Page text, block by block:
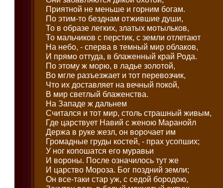
Приятной не меньше и горним богам.
По этим-то безднам отжившие души,
То в образе легких, златых мотыльков,
То мальчиков с перстик, с земли отлетают
На небо, - сперва в темный мир облаков,
И прямо оттуда, в блаженный край Рода.
По этому ж морю, в ладье золотой,
Во мгле разъезжает и тот перевозчик,
Что их доставляет на вечный покой,
В мир светлый блаженства.
На Западе ж дальнем
Считался и тот мир, столь страшный живым,
Где царствует Навий с женою Маранойл
Держа в руке жезл, он ворочает им
Громадные груды костей, - прах усопших;
У ног копошатся его муравьи
И вороны. После означилось тут же
И царство Мороза. Бог поздний земли;
Он все-таки стар уж, с седой бородою,